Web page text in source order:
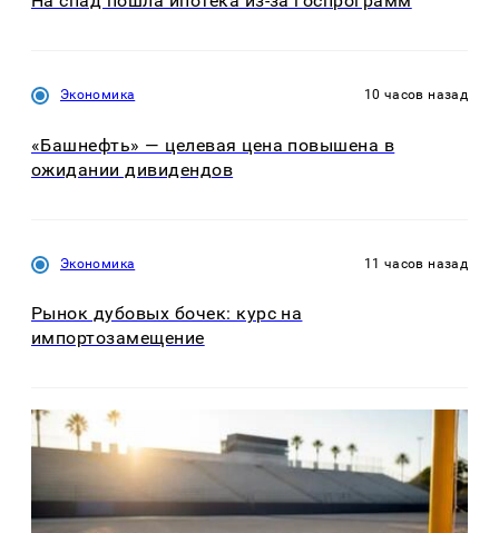
Экономика 10 часов назад
«Башнефть» — целевая цена повышена в
ожидании дивидендов
Экономика 11 часов назад
Рынок дубовых бочек: курс на
импортозамещение